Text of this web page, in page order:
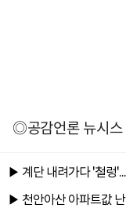
◎공감언론 뉴시스